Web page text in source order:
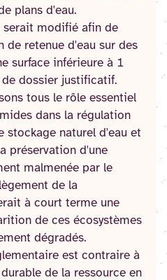
plans d'eau.
serait modifié afin de
retenue d'eau sur des
surface inférieure à 1
de dossier justificatif.
tous le rôle essentiel
dans la régulation
stockage naturel d'eau et
préservation d'une
malmenée par le
de la
à court terme une
de ces écosystèmes
dégradés.
est contraire à
de la ressource en